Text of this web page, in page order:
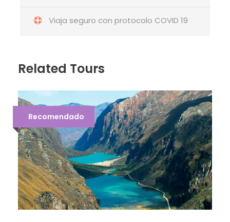
Viaja seguro con protocolo COVID 19
Related Tours
Recomendado